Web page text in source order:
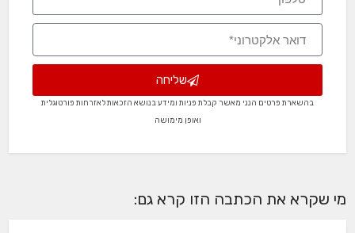
שליחה
בהשארת פרטים הנני מאשר קבלת פניות ומידע בנושא הזכאות לאזרחות פורטוגלית
ואופן מימושה
מי שקרא את הכתבה הזו קרא גם: